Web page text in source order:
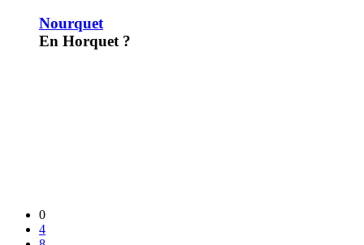
Nourquet
En Horquet ?
0
4